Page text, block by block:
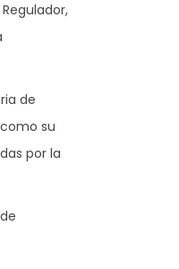
de
su
por la